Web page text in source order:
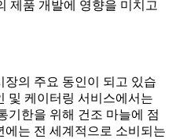
제품 개발에 영향을 미치고
의 주요 동인이 되고 있습
및 케이터링 서비스에서는
기한을 위해 건조 마늘에 점
에는 전 세계적으로 소비되는